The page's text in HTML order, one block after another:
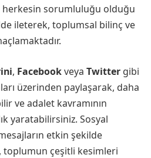
herkesin sorumluluğu olduğu
ileterek, toplumsal bilinç ve
, Facebookveya Twitter gibi
üzerinden paylaşarak, daha
ve adalet kavramının
yaratabilirsiniz. Sosyal
etkin şekilde
toplumun çeşitli kesimleri